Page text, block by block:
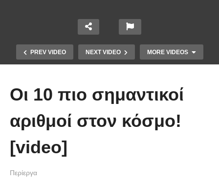
PREV VIDEO NEXT VIDEO MORE VIDEOS
10 από τα πιο ασυνήθιστα
ουρανό
Οι 10 πιο σημαντικοί
αριθμοί στον κόσμο!
[video]
Περίεργα